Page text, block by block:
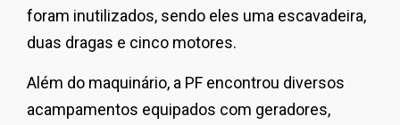
foram inutilizados, sendo eles uma escavadeira,
duas dragas e cinco motores.
Além do maquinário, a PF encontrou diversos
acampamentos equipados com geradores,